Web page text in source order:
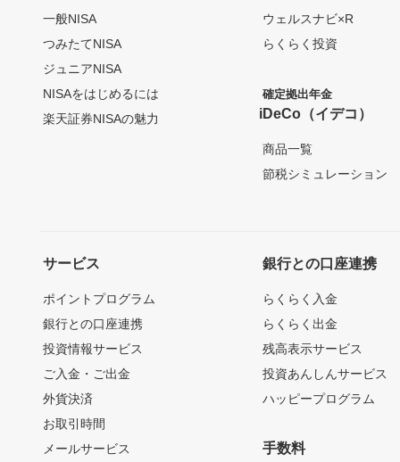
一般NISA
つみたてNISA
ジュニアNISA
NISAをはじめるには
楽天証券NISAの魅力
ウェルスナビ×R
らくらく投資
確定拠出年金
iDeCo（イデコ）
商品一覧
節税シミュレーション
サービス
ポイントプログラム
銀行との口座連携
投資情報サービス
ご入金・ご出金
外貨決済
お取引時間
メールサービス
銀行との口座連携
らくらく入金
らくらく出金
残高表示サービス
投資あんしんサービス
ハッピープログラム
手数料